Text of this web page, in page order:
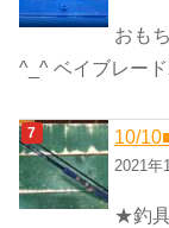
おも
^_^ ベイブレー
10/
2021年
★釣